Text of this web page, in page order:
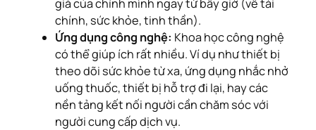
già của chính mình ngay từ bây giờ (về tài
chính, sức khỏe, tinh thần).
Ứng dụng công nghệ: Khoa học công nghệ
có thể giúp ích rất nhiều. Ví dụ như thiết bị
theo dõi sức khỏe từ xa, ứng dụng nhắc nhở
uống thuốc, thiết bị hỗ trợ đi lại, hay các
nền tảng kết nối người cần chăm sóc với
người cung cấp dịch vụ.